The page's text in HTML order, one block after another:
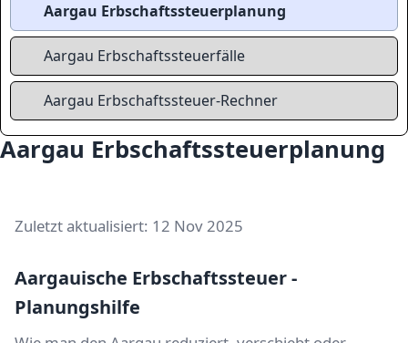
Aargau Erbschaftssteuerplanung
Aargau Erbschaftssteuerfälle
Aargau Erbschaftssteuer-Rechner
Aargau Erbschaftssteuerplanung
Zuletzt aktualisiert: 12 Nov 2025
Aargauische Erbschaftssteuer -
Planungshilfe